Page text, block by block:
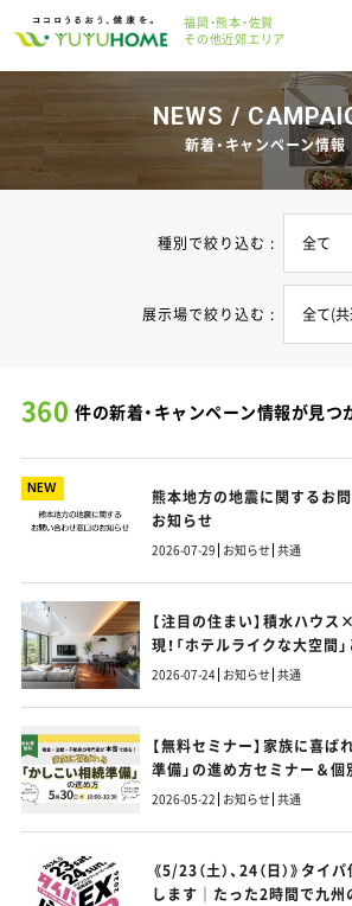
福岡・熊本・佐賀
その他近郊エリア
NEWS /
新着・キャンペーン情報
360 件の新着・キャンペーン情報が見つ
種別で絞り込む :
展示場で絞り込む :
NEW
熊本地方の地震に関するお
お知らせ
2026-07-29 お知らせ 共通
【注目の住まい】積水ハウ
現！「ホテルライクな大空間
性」を両立する「SIコラボ」の
2026-07-24 お知らせ 共通
【無料セミナー】家族に喜ば
準備」の進め方セミナー＆個
2026-05-22 お知らせ 共通
《5/23（土）、24（日）》タ
します｜たった2時間で九